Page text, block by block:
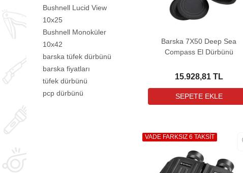
Bushnell Lucid View
10x25
Bushnell Monoküler
10x42
barska tüfek dürbünü
barska fiyatları
tüfek dürbünü
pcp dürbünü
Barska 7X50 Deep Sea
Compass El Dürbünü
15.928,81 TL
VADE FARKSIZ 6 TAKSİT